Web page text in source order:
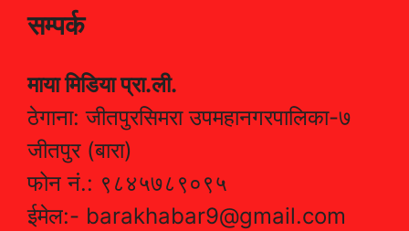
सम्पर्क
माया मिडिया प्रा.ली.
ठेगाना: जीतपुरसिमरा उपमहानगरपालिका-७
जीतपुर (बारा)
फोन नं.: ९८४५७८९०९५
ईमेल:- barakhabar9@gmail.com